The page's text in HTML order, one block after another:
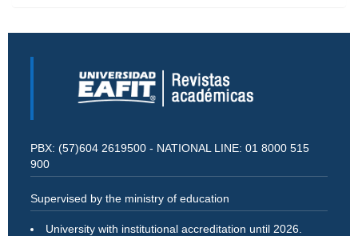
PBX: (57)604 2619500 - NATIONAL LINE: 01 8000 515
900
Supervised by the ministry of education
University with institutional accreditation until 2026.